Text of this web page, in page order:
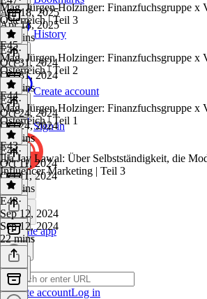
History
Create account
Sign in
Get the app
Create accountLog in
Apr 18, 2025
Apr 18, 2025
29 mins
Mag. Jürgen Holzinger: Finanzfuchsgruppe x
Österreich | Teil 3
E46·
Oct 31, 2024
Oct 31, 2024
16 mins
E45
Mag. Jürgen Holzinger: Finanzfuchsgruppe x
Österreich | Teil 2
E45·
Oct 24, 2024
Oct 24, 2024
25 mins
E44
Mag. Jürgen Holzinger: Finanzfuchsgruppe x
Österreich | Teil 1
E44·
Oct 11, 2024
Oct 11, 2024
25 mins
E43
Ilja Jay Lawal: Über Selbstständigkeit, die
Influencer Marketing | Teil 3
E43·
Sep 12, 2024
Sep 12, 2024
22 mins